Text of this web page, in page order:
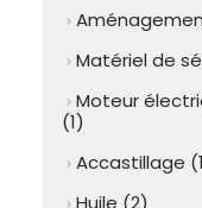
chevron_right
chevron_right Matériel de
chevron_right Moteur
(1)
chevron_right Accastillage
chevron_right Huile (2)